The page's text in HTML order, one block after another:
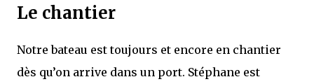
Le chantier
Notre bateau est toujours et encore en chantier
dès qu’on arrive dans un port. Stéphane est